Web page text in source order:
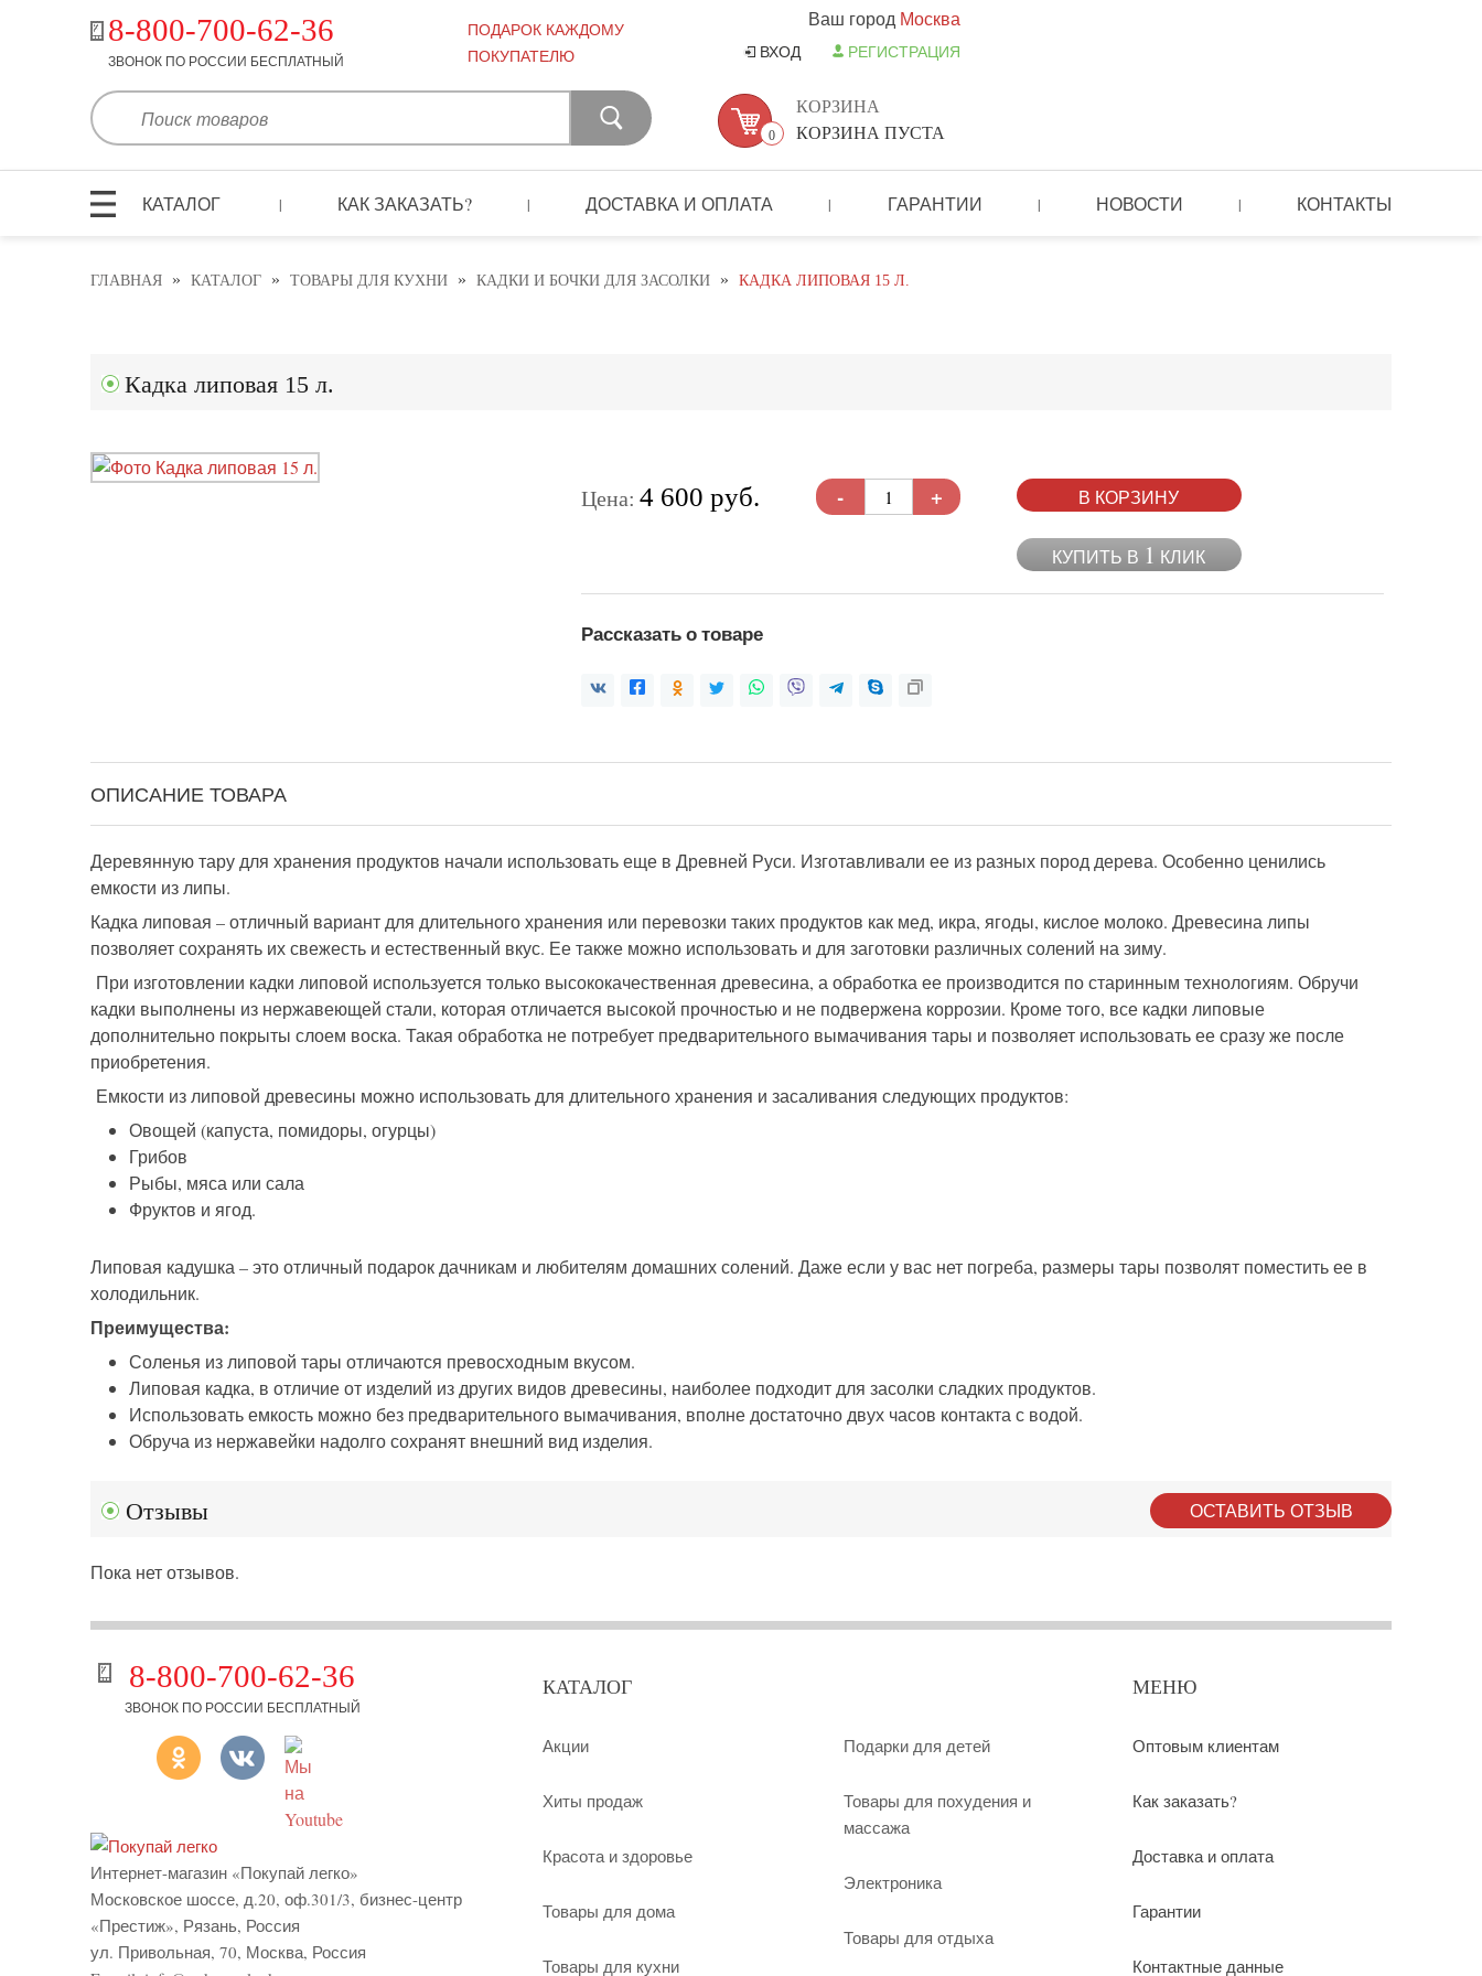
8-800-700-62-36
ЗВОНОК ПО РОССИИ БЕСПЛАТНЫЙ
ПОДАРОК КАЖДОМУ
ПОКУПАТЕЛЮ
Ваш город Москва
ВХОД РЕГИСТРАЦИЯ
0
КОРЗИНА
КОРЗИНА ПУСТА
КАТАЛОГ | КАК ЗАКАЗАТЬ? | ДОСТАВКА И ОПЛАТА | ГАРАНТИИ | НОВОСТИ | КОНТАКТЫ
ГЛАВНАЯ » КАТАЛОГ » ТОВАРЫ ДЛЯ КУХНИ » КАДКИ И БОЧКИ ДЛЯ ЗАСОЛКИ » КАДКА ЛИПОВАЯ 15 Л.
Кадка липовая 15 л.
Цена: 4 600 руб. - + В КОРЗИНУ
КУПИТЬ В 1 КЛИК
Рассказать о товаре
ОПИСАНИЕ ТОВАРА
Деревянную тару для хранения продуктов начали использовать еще в Древней Руси. Изготавливали ее из разных пород дерева. Особенно ценились
емкости из липы.
Кадка липовая – отличный вариант для длительного хранения или перевозки таких продуктов как мед, икра, ягоды, кислое молоко. Древесина липы
позволяет сохранять их свежесть и естественный вкус. Ее также можно использовать и для заготовки различных солений на зиму.
При изготовлении кадки липовой используется только высококачественная древесина, а обработка ее производится по старинным технологиям. Обручи
кадки выполнены из нержавеющей стали, которая отличается высокой прочностью и не подвержена коррозии. Кроме того, все кадки липовые
дополнительно покрыты слоем воска. Такая обработка не потребует предварительного вымачивания тары и позволяет использовать ее сразу же после
приобретения.
Емкости из липовой древесины можно использовать для длительного хранения и засаливания следующих продуктов:
Овощей (капуста, помидоры, огурцы)
Грибов
Рыбы, мяса или сала
Фруктов и ягод.
Липовая кадушка – это отличный подарок дачникам и любителям домашних солений. Даже если у вас нет погреба, размеры тары позволят поместить ее в
холодильник.
Преимущества:
Соленья из липовой тары отличаются превосходным вкусом.
Липовая кадка, в отличие от изделий из других видов древесины, наиболее подходит для засолки сладких продуктов.
Использовать емкость можно без предварительного вымачивания, вполне достаточно двух часов контакта с водой.
Обруча из нержавейки надолго сохранят внешний вид изделия.
Отзывы ОСТАВИТЬ ОТЗЫВ
Пока нет отзывов.
8-800-700-62-36
ЗВОНОК ПО РОССИИ БЕСПЛАТНЫЙ
Интернет-магазин «Покупай легко»
Московское шоссе, д.20, оф.301/3, бизнес-центр
«Престиж», Рязань, Россия
ул. Привольная, 70, Москва, Россия
КАТАЛОГ
Акции
Хиты продаж
Красота и здоровье
Товары для дома
Товары для кухни
Подарки для детей
Товары для похудения и
массажа
Электроника
Товары для отдыха
МЕНЮ
Оптовым клиентам
Как заказать?
Доставка и оплата
Гарантии
Контактные данные